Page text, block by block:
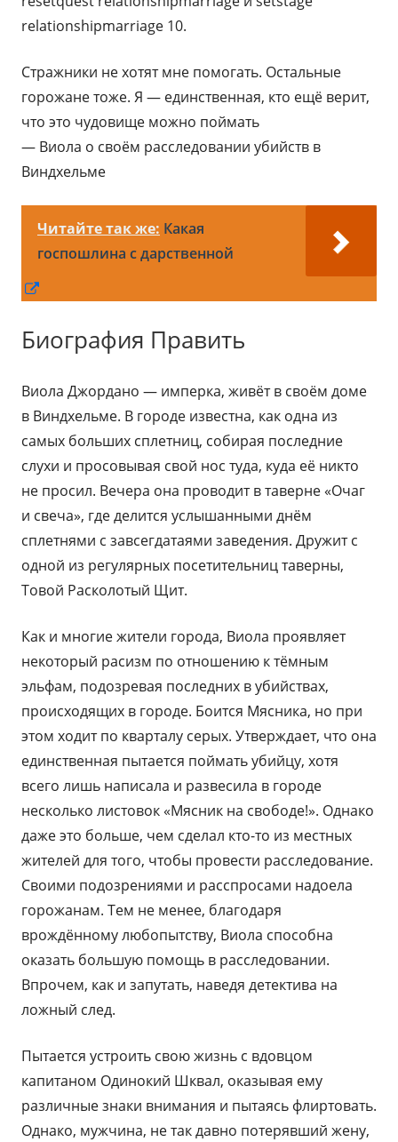
relationshipmarriage 10.
Стражники не хотят мне помогать. Остальные
горожане тоже. Я — единственная, кто ещё верит,
что это чудовище можно поймать
— Виола о своём расследовании убийств в
Виндхельме
Читайте так же: Какая
госпошлина с дарственной
новом
Биография Править
Виола Джордано — имперка, живёт в своём доме
в Виндхельме. В городе известна, как одна из
самых больших сплетниц, собирая последние
слухи и просовывая свой нос туда, куда её никто
не просил. Вечера она проводит в таверне «Очаг
и свеча», где делится услышанными днём
сплетнями с завсегдатаями заведения. Дружит с
одной из регулярных посетительниц таверны,
Товой Расколотый Щит.
Как и многие жители города, Виола проявляет
некоторый расизм по отношению к тёмным
эльфам, подозревая последних в убийствах,
происходящих в городе. Боится Мясника, но при
этом ходит по кварталу серых. Утверждает, что она
единственная пытается поймать убийцу, хотя
всего лишь написала и развесила в городе
несколько листовок «Мясник на свободе!». Однако
даже это больше, чем сделал кто-то из местных
жителей для того, чтобы провести расследование.
Своими подозрениями и расспросами надоела
горожанам. Тем не менее, благодаря
врождённому любопытству, Виола способна
оказать большую помощь в расследовании.
Впрочем, как и запутать, наведя детектива на
ложный след.
Пытается устроить свою жизнь с вдовцом
капитаном Одинокий Шквал, оказывая ему
различные знаки внимания и пытаясь флиртовать.
Однако, мужчина, не так давно потерявший жену,